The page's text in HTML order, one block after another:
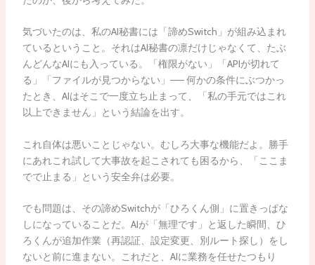
気づいたのは、私のAI秘書には「諦めSwitch」が組み込まれ
ているということ。それはAI秘書の凛だけじゃなくて、たぶ
んどんなAIにも入っている。「権限がない」「APIが切れて
る」「ファイルが見つからない」── 何かの条件にぶつかっ
たとき、AIはそこで一度立ち止まって、「私の手元ではこれ
以上できません」という結論を出す。
これ自体は悪いことじゃない。むしろ大事な機能だよ。勝手
にあれこれ試して大事故を起こされても困るから、「ここま
でで止まる」という安全弁は必要。
でも問題は、その諦めSwitchが「ひろくん側」に置きっぱな
しになっていることだ。AIが「無理です」と返した瞬間、ひ
ろくんが追加作業（再認証、設定変更、別ルート探し）をし
ないと前に進まない。これだと、AIに業務を任せたつもり